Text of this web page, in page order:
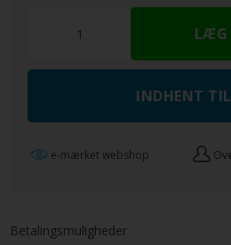
INDHENT
e-mærket webshop
Betalingsmuligheder